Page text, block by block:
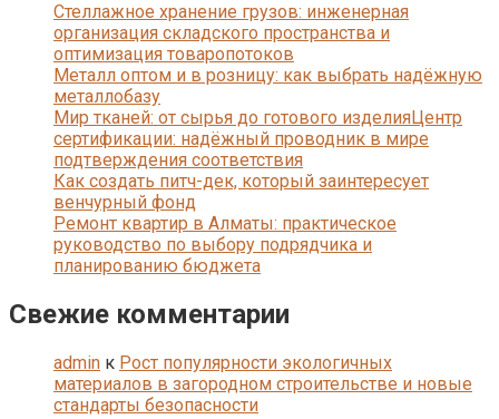
Стеллажное хранение грузов: инженерная
организация складского пространства и
оптимизация товаропотоков
Металл оптом и в розницу: как выбрать надёжную
металлобазу
Мир тканей: от сырья до готового изделияЦентр
сертификации: надёжный проводник в мире
подтверждения соответствия
Как создать питч-дек, который заинтересует
венчурный фонд
Ремонт квартир в Алматы: практическое
руководство по выбору подрядчика и
планированию бюджета
Свежие комментарии
admin к Рост популярности экологичных
материалов в загородном строительстве и новые
стандарты безопасности